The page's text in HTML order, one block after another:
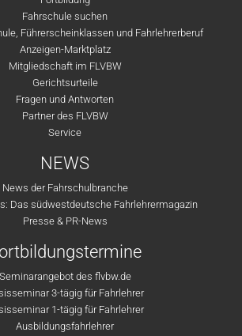
Fahrschule suchen
Führerscheinklassen und Fahrlehrerberuf
Anzeigen-Marktplatz
Mitgliedschaft im FLVBW
Gerichtsurteile
Fragen und Antworten
Partner des FLVBW
Service
NEWS
News der Fahrschulbranche
Das südwestdeutsche Fahrlehrermagazin
Presse & PR-News
Seminarangebot des flvbw.de
3-tägig für Fahrlehrer
1-tägig für Fahrlehrer
Ausbildungsfahrlehrer